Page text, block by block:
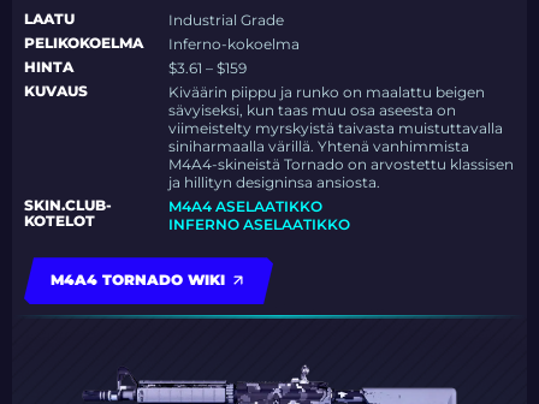
LAATU
Industrial Grade
PELIKOKOELMA
Inferno-kokoelma
HINTA
$3.61 – $159
KUVAUS
Kiväärin piippu ja runko on maalattu beigen
sävyiseksi, kun taas muu osa aseesta on
viimeistelty myrskyistä taivasta muistuttavalla
siniharmaalla värillä. Yhtenä vanhimmista
M4A4-skineistä Tornado on arvostettu klassisen
ja hillityn designinsa ansiosta.
SKIN.CLUB-
KOTELOT
M4A4 ASELAATIKKO
INFERNO ASELAATIKKO
M4A4 TORNADO WIKI